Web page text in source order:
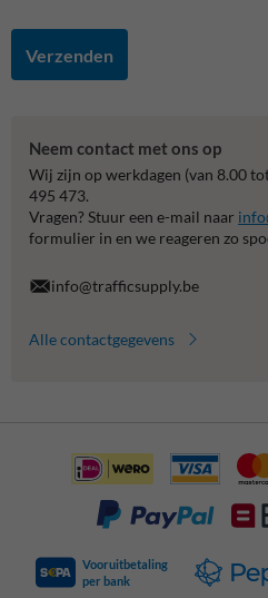
Verzenden
Neem contact met ons op
Wij zijn op werkdagen (van 8.00
495 473.
Vragen? Stuur een e-mail naar
formulier in en we reageren zo
info@trafficsupply.be
Alle contactgegevens
Vooruitbetaling
per bank